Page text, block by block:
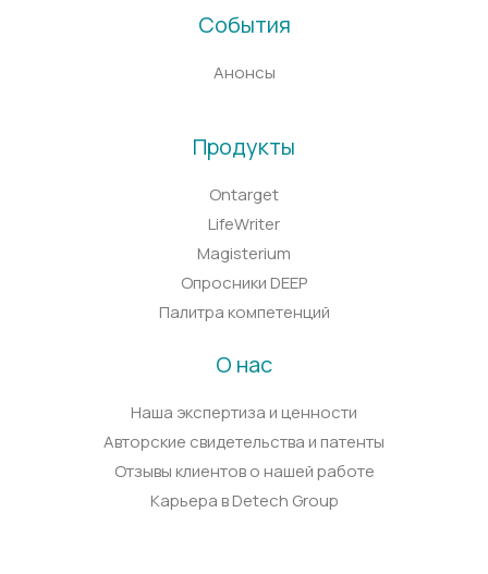
События
Анонсы
Продукты
Ontarget
LifeWriter
Magisterium
Опросники DEEP
Палитра компетенций
О нас
Наша экспертиза и ценности
Авторские свидетельства и патенты
Отзывы клиентов о нашей работе
Карьера в Detech Group